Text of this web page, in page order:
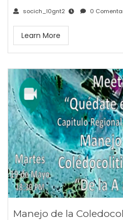
socich_l0gnt2 0
Learn More
Manejo de la